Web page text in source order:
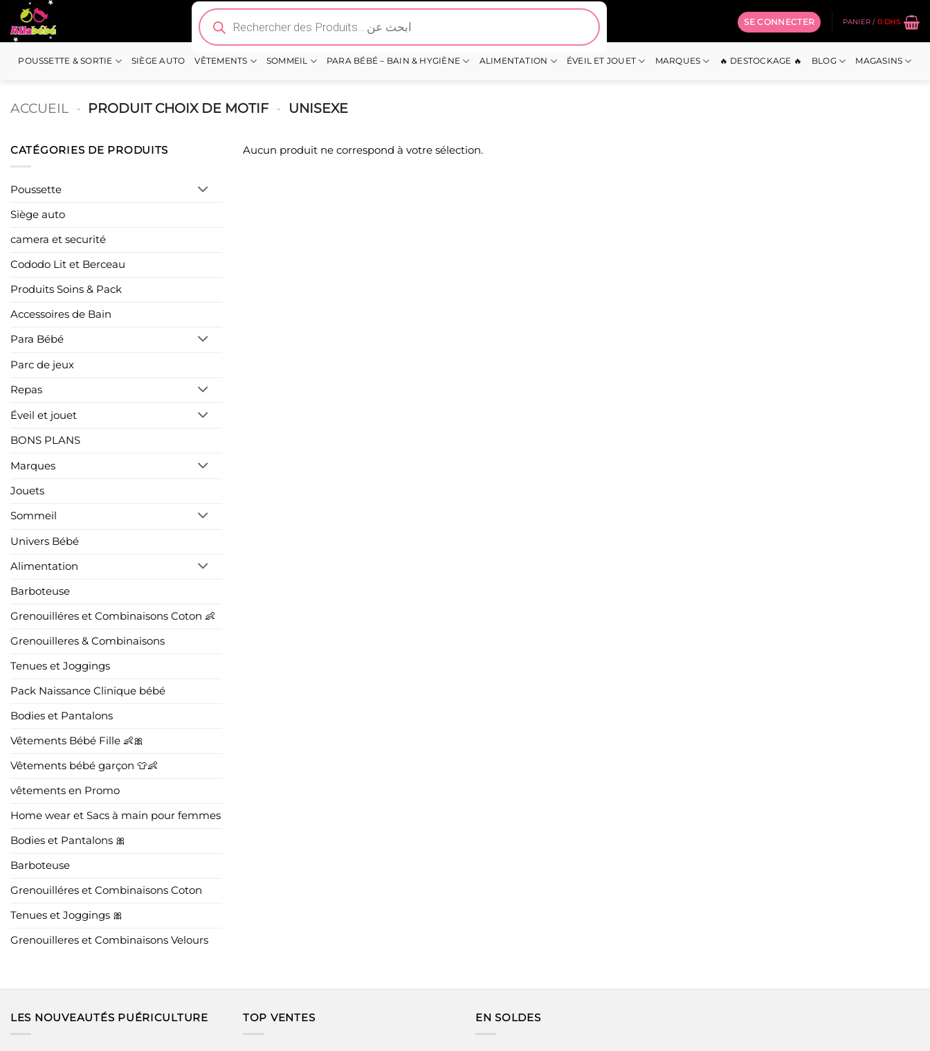
Passer
au
contenu
Recherche
de
produits
SE CONNECTER PANIER / 0 DHS
POUSSETTE & SORTIE SIÈGE AUTO VÊTEMENTS SOMMEIL PARA BÉBÉ – BAIN & HYGIÈNE ALIMENTATION ÉVEIL ET JOUET MARQUES 🔥 DESTOCKAGE 🔥 BLOG MAGASINS
ACCUEIL - PRODUIT CHOIX DE MOTIF - UNISEXE
CATÉGORIES DE PRODUITS
Poussette
Siège auto
camera et securité
Cododo Lit et Berceau
Produits Soins & Pack
Accessoires de Bain
Para Bébé
Parc de jeux
Repas
Éveil et jouet
BONS PLANS
Marques
Jouets
Sommeil
Univers Bébé
Alimentation
Barboteuse
Grenouilléres et Combinaisons Coton 👶
Grenouilleres & Combinaisons
Tenues et Joggings
Pack Naissance Clinique bébé
Bodies et Pantalons
Vêtements Bébé Fille 👶🎀
Vêtements bébé garçon 👕👶
vêtements en Promo
Home wear et Sacs à main pour femmes
Bodies et Pantalons 🎀
Barboteuse
Grenouilléres et Combinaisons Coton
Tenues et Joggings 🎀
Grenouilleres et Combinaisons Velours
Aucun produit ne correspond à votre sélection.
LES NOUVEAUTÉS PUÉRICULTURE TOP VENTES EN SOLDES